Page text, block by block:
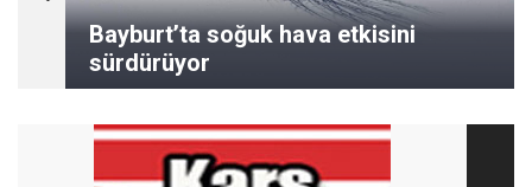
Bayburt’ta soğuk hava etkisini
sürdürüyor